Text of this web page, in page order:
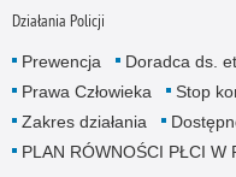
Działania Policji
Prewencja Doradca ds.
Prawa Człowieka
Stop
Zakres działania
PLAN RÓWNOŚCI PŁCI W